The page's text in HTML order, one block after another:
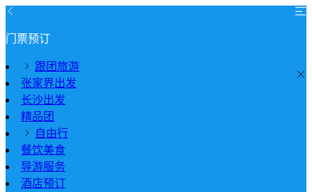
门票预订
跟团旅游
张家界出发
长沙出发
精品团
自由行
餐饮美食
导游服务
酒店预订